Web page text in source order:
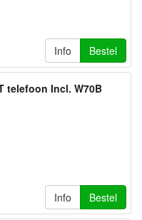
Info
Bestel
telefoon Incl. W70B
Info
Bestel